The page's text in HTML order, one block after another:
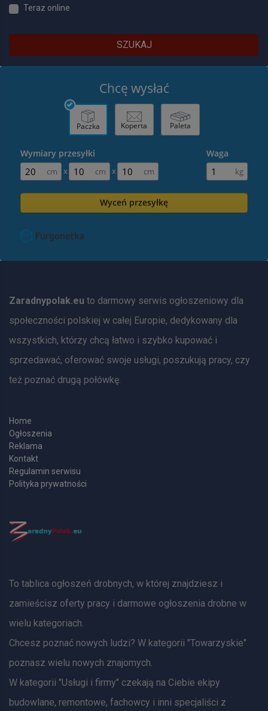
Teraz online
SZUKAJ
Chcę wysłać
Paczka Koperta Paleta
Wymiary przesyłki
x x
Waga
Wyceń przesyłkę
Zaradnypolak.eu to darmowy serwis ogłoszeniowy dla
społeczności polskiej w całej Europie, dedykowany dla
wszystkich, którzy chcą łatwo i szybko kupować i
sprzedawać, oferować swoje usługi, poszukują pracy, czy
też poznać drugą połówkę.
Home
Ogłoszenia
Reklama
Kontakt
Regulamin serwisu
Polityka prywatności
To tablica ogłoszeń drobnych, w której znajdziesz i
zamieścisz oferty pracy i darmowe ogłoszenia drobne w
wielu kategoriach.
Chcesz poznać nowych ludzi? W kategorii "Towarzyskie"
poznasz wielu nowych znajomych.
W kategorii "Usługi i firmy" czekają na Ciebie ekipy
budowlane, remontowe, fachowcy i inni specjaliści z